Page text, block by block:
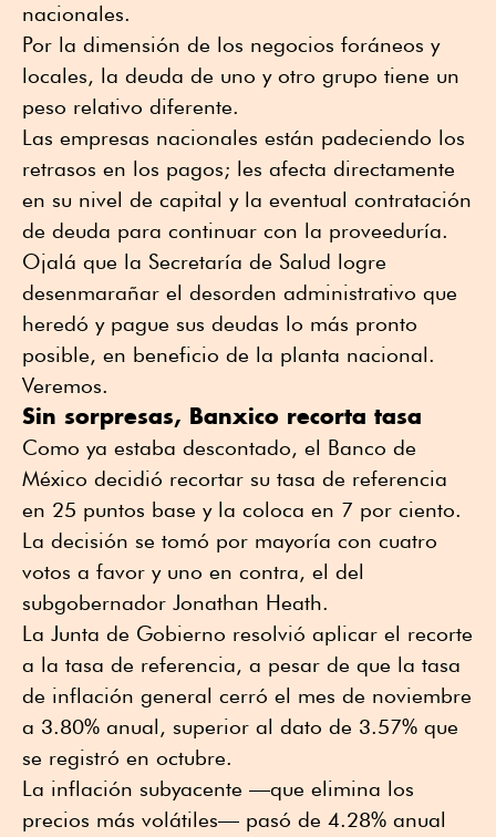
nacionales.
Por la dimensión de los negocios foráneos y
locales, la deuda de uno y otro grupo tiene un
peso relativo diferente.
Las empresas nacionales están padeciendo los
retrasos en los pagos; les afecta directamente
en su nivel de capital y la eventual contratación
de deuda para continuar con la proveeduría.
Ojalá que la Secretaría de Salud logre
desenmarañar el desorden administrativo que
heredó y pague sus deudas lo más pronto
posible, en beneficio de la planta nacional.
Veremos.
Sin sorpresas, Banxico recorta tasa
Como ya estaba descontado, el Banco de
México decidió recortar su tasa de referencia
en 25 puntos base y la coloca en 7 por ciento.
La decisión se tomó por mayoría con cuatro
votos a favor y uno en contra, el del
subgobernador Jonathan Heath.
La Junta de Gobierno resolvió aplicar el recorte
a la tasa de referencia, a pesar de que la tasa
de inflación general cerró el mes de noviembre
a 3.80% anual, superior al dato de 3.57% que
se registró en octubre.
La inflación subyacente —que elimina los
precios más volátiles— pasó de 4.28% anual